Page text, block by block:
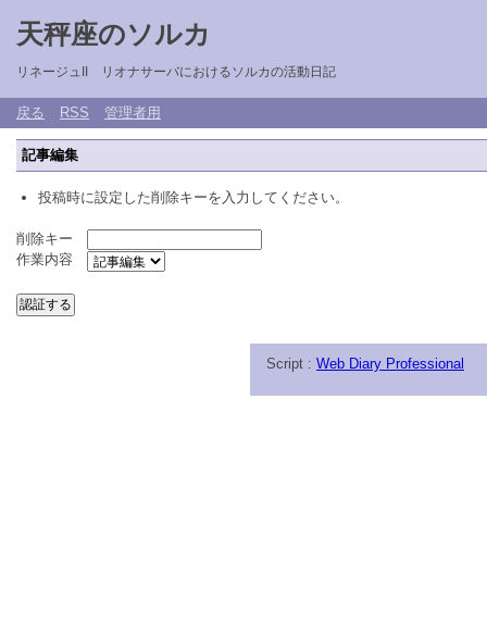
天秤座のソルカ
リネージュII リオナサーバにおけるソルカの活動日記
戻る RSS 管理者用
記事編集
投稿時に設定した削除キーを入力してください。
削除キー
作業内容
Script : Web Diary Professional